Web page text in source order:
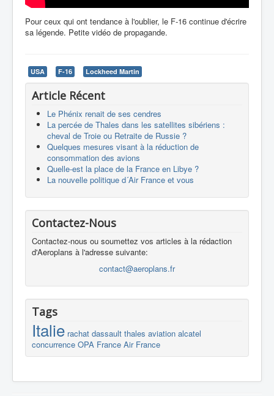
Pour ceux qui ont tendance à l'oublier, le F-16 continue d'écrire
sa légende. Petite vidéo de propagande.
USA F-16 Lockheed Martin
Article Récent
Le Phénix renait de ses cendres
La percée de Thales dans les satellites sibériens :
cheval de Troie ou Retraite de Russie ?
Quelques mesures visant à la réduction de
consommation des avions
Quelle-est la place de la France en Libye ?
La nouvelle politique d´Air France et vous
Contactez-Nous
Contactez-nous ou soumettez vos articles à la rédaction
d'Aeroplans à l'adresse suivante:
contact@aeroplans.fr
Tags
Italie rachat dassault thales aviation alcatel
concurrence OPA France Air France